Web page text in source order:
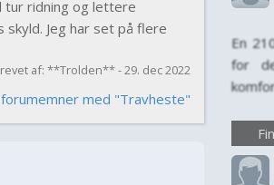
tur ridning og lettere
Jeg har set på flere
af: **Trolden** - 29. dec 2022
forumemner med "Travheste"
En
for
eller